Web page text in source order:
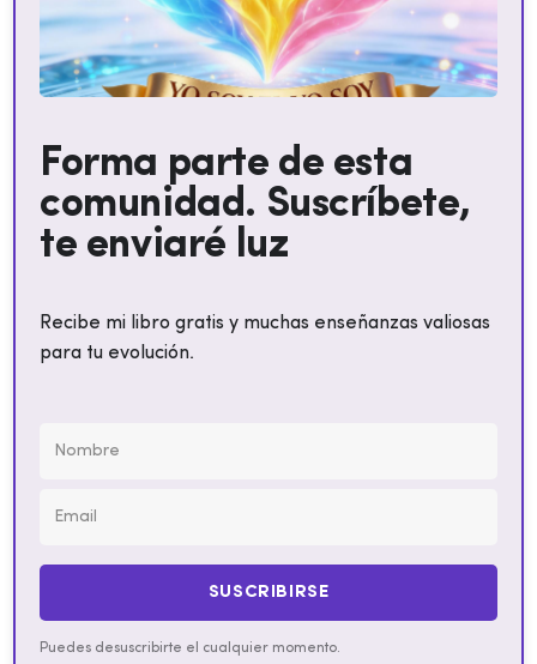
Forma parte de esta
comunidad. Suscríbete,
te enviaré luz
Recibe mi libro gratis y muchas enseñanzas valiosas
para tu evolución.
SUSCRIBIRSE
Puedes desuscribirte el cualquier momento.